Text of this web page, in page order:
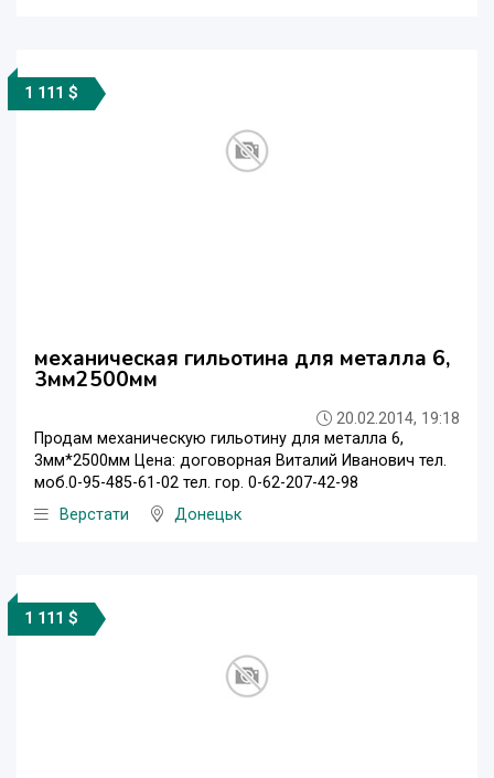
1 111 $
механическая гильотина для металла 6,
3мм2500мм
20.02.2014, 19:18
Продам механическую гильотину для металла 6,
3мм*2500мм Цена: договорная Виталий Иванович тел.
моб.0-95-485-61-02 тел. гор. 0-62-207-42-98
Верстати
Донецьк
1 111 $